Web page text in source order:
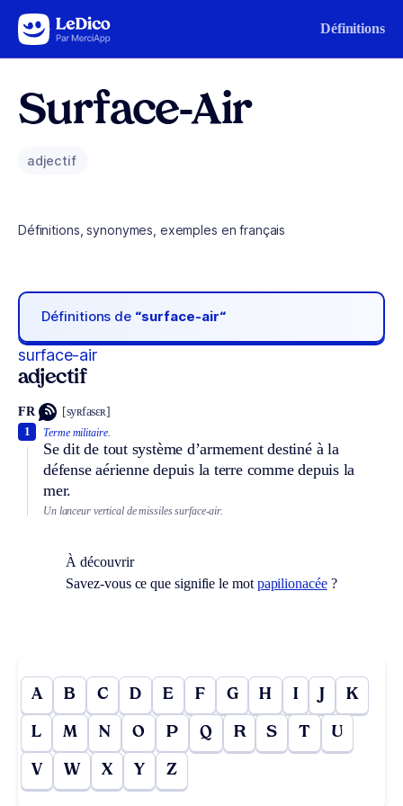
Aller au contenu Définitions
Surface-Air
adjectif
Définitions, synonymes, exemples en français
Définitions de “surface-air“
surface-air
adjectif
FR [syʀfasɛʀ]
Terme militaire.
Se dit de tout système d’armement destiné à la
défense aérienne depuis la terre comme depuis la
mer.
1
Un lanceur vertical de missiles surface-air.
À découvrir
Savez-vous ce que signifie le mot papilionacée?
A B C D E F G H I J K
L M N O P Q R S T U
V W X Y Z